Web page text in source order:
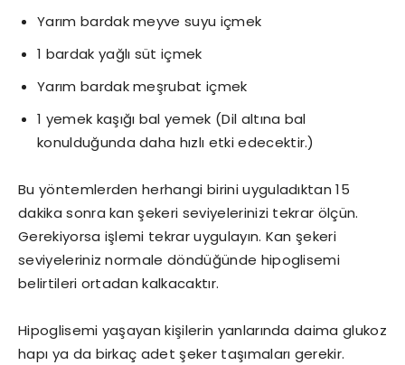
Yarım bardak meyve suyu içmek
1 bardak yağlı süt içmek
Yarım bardak meşrubat içmek
1 yemek kaşığı bal yemek (Dil altına bal
konulduğunda daha hızlı etki edecektir.)
Bu yöntemlerden herhangi birini uyguladıktan 15
dakika sonra kan şekeri seviyelerinizi tekrar ölçün.
Gerekiyorsa işlemi tekrar uygulayın. Kan şekeri
seviyeleriniz normale döndüğünde hipoglisemi
belirtileri ortadan kalkacaktır.
Hipoglisemi yaşayan kişilerin yanlarında daima glukoz
hapı ya da birkaç adet şeker taşımaları gerekir.